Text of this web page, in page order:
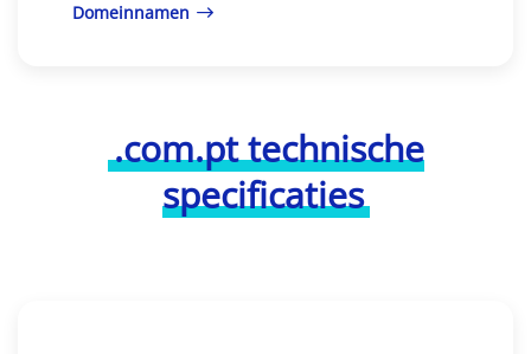
Domeinnamen
.com.pt technische
specificaties